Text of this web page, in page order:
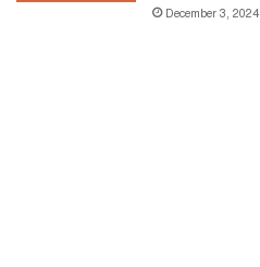
December 3, 2024